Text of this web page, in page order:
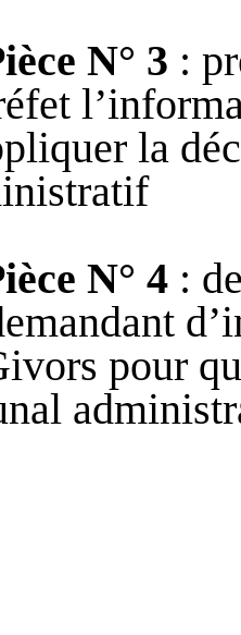
N° 3 :
la
N° 4 :
pour